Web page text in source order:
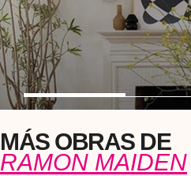
MÁS OBRAS DE
RAMON MAIDEN